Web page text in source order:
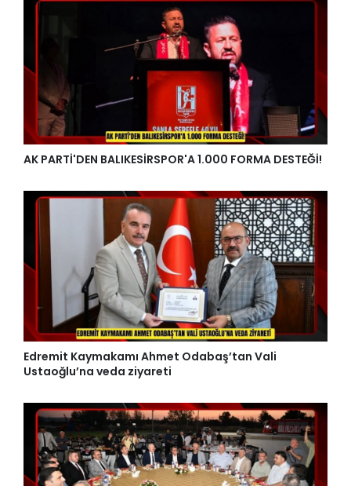
AK PARTİ'DEN BALIKESİRSPOR'A 1.000 FORMA DESTEĞİ!
Edremit Kaymakamı Ahmet Odabaş’tan Vali
Ustaoğlu’na veda ziyareti